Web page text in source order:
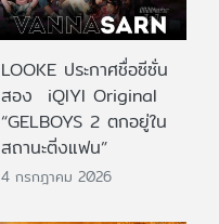
LOOKE ประกาศชื่อซีซั่น
สอง iQIYI Original
“GELBOYS 2 ตกอยู่ใน
สถานะติ่งแฟน”
4 กรกฎาคม 2026